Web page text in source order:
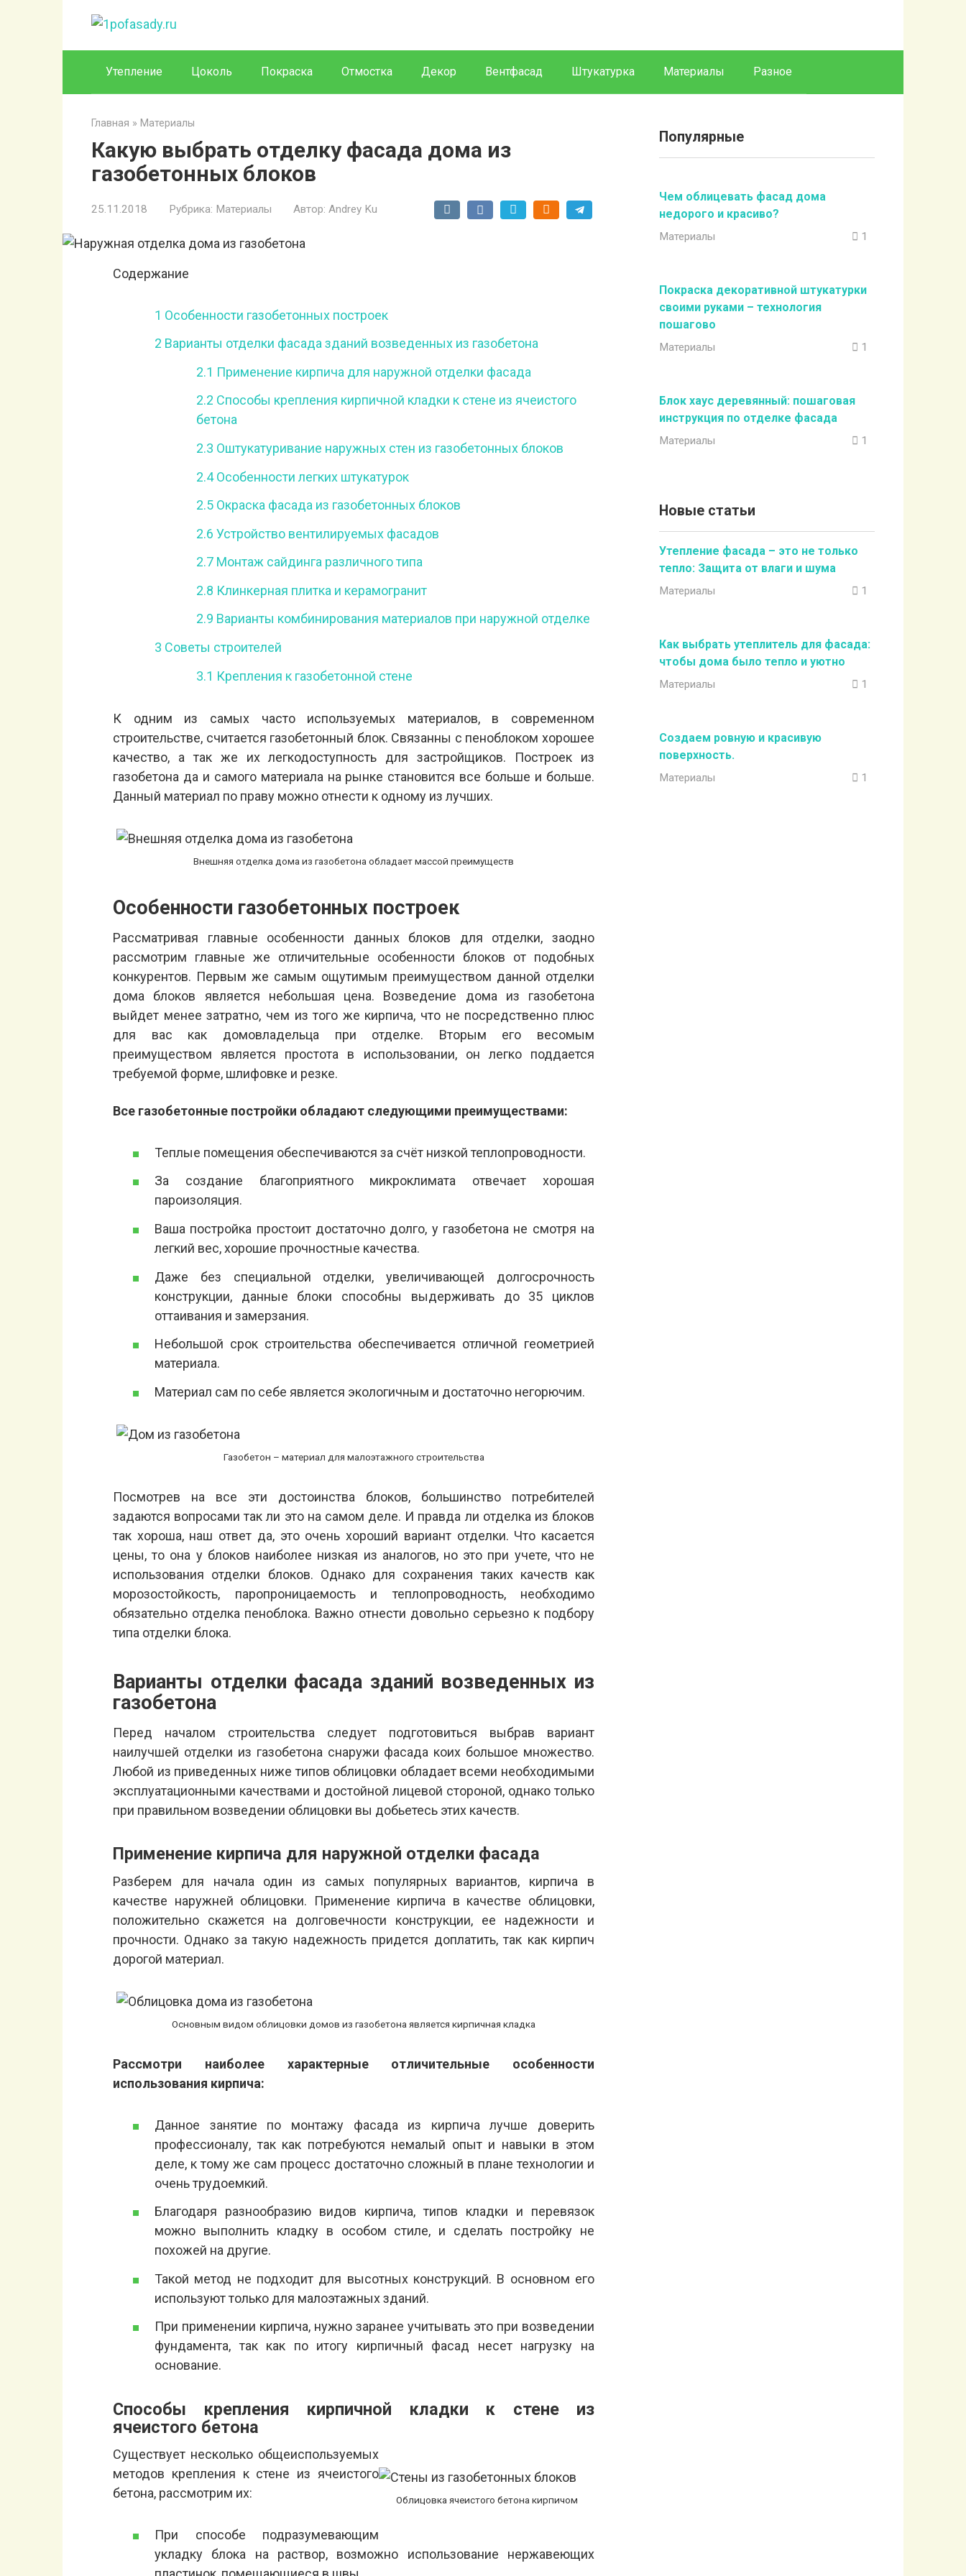
Утепление Цоколь Покраска Отмостка Декор Вентфасад Штукатурка Материалы Разное
Главная » Материалы
Какую выбрать отделку фасада дома из
газобетонных блоков
25.11.2018 Рубрика: Материалы Автор: Andrey Ku
Содержание
1 Особенности газобетонных построек
2 Варианты отделки фасада зданий возведенных из газобетона
2.1 Применение кирпича для наружной отделки фасада
2.2 Способы крепления кирпичной кладки к стене из ячеистого
бетона
2.3 Оштукатуривание наружных стен из газобетонных блоков
2.4Особенности легких штукатурок
2.5 Окраска фасада из газобетонных блоков
2.6 Устройство вентилируемых фасадов
2.7 Монтаж сайдинга различного типа
2.8 Клинкерная плитка и керамогранит
2.9 Варианты комбинирования материалов при наружной отделке
3 Советы строителей
3.1 Крепления к газобетонной стене
К одним из самых часто используемых материалов, в современном
строительстве, считается газобетонный блок. Связанны с пеноблоком хорошее
качество, а так же их легкодоступность для застройщиков. Построек из
газобетона да и самого материала на рынке становится все больше и больше.
Данный материал по праву можно отнести к одному из лучших.
Внешняя отделка дома из газобетона обладает массой преимуществ
Особенности газобетонных построек
Рассматривая главные особенности данных блоков для отделки, заодно
рассмотрим главные же отличительные особенности блоков от подобных
конкурентов. Первым же самым ощутимым преимуществом данной отделки
дома блоков является небольшая цена. Возведение дома из газобетона
выйдет менее затратно, чем из того же кирпича, что не посредственно плюс
для вас как домовладельца при отделке. Вторым его весомым
преимуществом является простота в использовании, он легко поддается
требуемой форме, шлифовке и резке.
Все газобетонные постройки обладают следующими преимуществами:
Теплые помещения обеспечиваются за счёт низкой теплопроводности.
За создание благоприятного микроклимата отвечает хорошая
пароизоляция.
Ваша постройка простоит достаточно долго, у газобетона не смотря на
легкий вес, хорошие прочностные качества.
Даже без специальной отделки, увеличивающей долгосрочность
конструкции, данные блоки способны выдерживать до 35 циклов
оттаивания и замерзания.
Небольшой срок строительства обеспечивается отличной геометрией
материала.
Материал сам по себе является экологичным и достаточно негорючим.
Газобетон – материал для малоэтажного строительства
Посмотрев на все эти достоинства блоков, большинство потребителей
задаются вопросами так ли это на самом деле. И правда ли отделка из блоков
так хороша, наш ответ да, это очень хороший вариант отделки. Что касается
цены, то она у блоков наиболее низкая из аналогов, но это при учете, что не
использования отделки блоков. Однако для сохранения таких качеств как
морозостойкость, паропроницаемость и теплопроводность, необходимо
обязательно отделка пеноблока. Важно отнести довольно серьезно к подбору
типа отделки блока.
Варианты отделки фасада зданий возведенных из
газобетона
Перед началом строительства следует подготовиться выбрав вариант
наилучшей отделки из газобетона снаружи фасада коих большое множество.
Любой из приведенных ниже типов облицовки обладает всеми необходимыми
эксплуатационными качествами и достойной лицевой стороной, однако только
при правильном возведении облицовки вы добьетесь этих качеств.
Применение кирпича для наружной отделки фасада
Разберем для начала один из самых популярных вариантов, кирпича в
качестве наружней облицовки. Применение кирпича в качестве облицовки,
положительно скажется на долговечности конструкции, ее надежности и
прочности. Однако за такую надежность придется доплатить, так как кирпич
дорогой материал.
Основным видом облицовки домов из газобетона является кирпичная кладка
Рассмотри наиболее характерные отличительные особенности
использования кирпича:
Данное занятие по монтажу фасада из кирпича лучше доверить
профессионалу, так как потребуются немалый опыт и навыки в этом
деле, к тому же сам процесс достаточно сложный в плане технологии и
очень трудоемкий.
Благодаря разнообразию видов кирпича, типов кладки и перевязок
можно выполнить кладку в особом стиле, и сделать постройку не
похожей на другие.
Такой метод не подходит для высотных конструкций. В основном его
используют только для малоэтажных зданий.
При применении кирпича, нужно заранее учитывать это при возведении
фундамента, так как по итогу кирпичный фасад несет нагрузку на
основание.
Способы крепления кирпичной кладки к стене из
ячеистого бетона
Облицовка ячеистого бетона кирпичом
Существует несколько общеиспользуемых
методов крепления к стене из ячеистого
бетона, рассмотрим их:
При способе подразумевающим
укладку блока на раствор, возможно использование нержавеющих
Популярные
Чем облицевать фасад дома
недорого и красиво?
Материалы 1
Покраска декоративной штукатурки
своими руками – технология
пошагово
Материалы 1
Блок хаус деревянный: пошаговая
инструкция по отделке фасада
Материалы 1
Новые статьи
Утепление фасада – это не только
тепло: Защита от влаги и шума
Материалы 1
Как выбрать утеплитель для фасада:
чтобы дома было тепло и уютно
Материалы 1
Создаем ровную и красивую
поверхность.
Материалы 1